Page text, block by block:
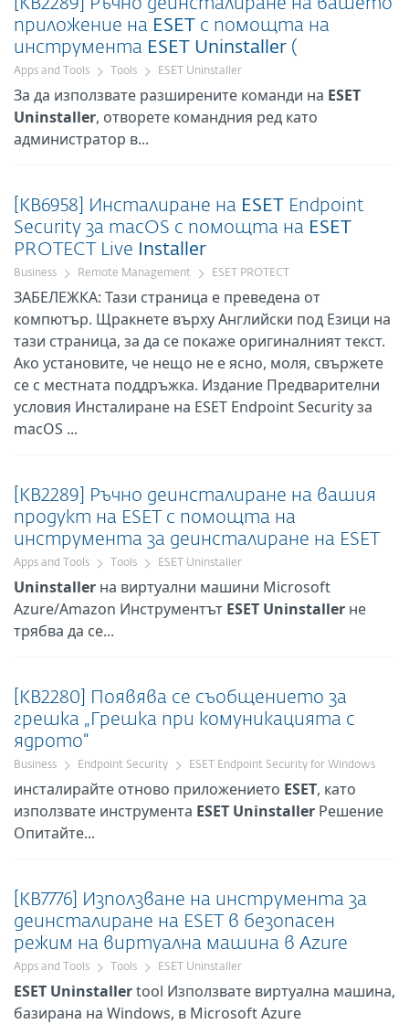
[KB2289] Ръчно деинсталиране на вашето
приложение на ESET с помощта на
инструмента ESET Uninstaller (
Apps and Tools Tools ESET Uninstaller
За да използвате разширените команди на ESET
Uninstaller, отворете командния ред като
администратор в...
[KB6958] Инсталиране на ESET Endpoint
Security за macOS с помощта на ESET
PROTECT Live
Installer
Business Remote Management ESET PROTECT
ЗАБЕЛЕЖКА: Тази страница е преведена от
компютър. Щракнете върху Английски под Езици на
тази страница, за да се покаже оригиналният текст.
Ако установите, че нещо не е ясно, моля, свържете
се с местната поддръжка. Издание Предварителни
условия Инсталиране на ESET Endpoint Security за
macOS ...
[KB2289] Ръчно деинсталиране на вашия
продукт на ESET с помощта на
инструмента за деинсталиране на ESET
Apps and Tools Tools ESET Uninstaller
Uninstaller на виртуални машини Microsoft
Azure/Amazon Инструментът ESET Uninstaller не
трябва да се...
[KB2280] Появява се съобщението за
грешка „Грешка при комуникацията с
ядрото“
Business Endpoint Security ESET Endpoint Security for Windows
инсталирайте отново приложението ESET, като
използвате инструмента ESET Uninstaller Решение
Опитайте...
[KB7776] Използване на инструмента за
деинсталиране на ESET в безопасен
режим на виртуална машина в Azure
Apps and Tools Tools ESET Uninstaller
ESET Uninstallertool Използвате виртуална машина,
базирана на Windows, в Microsoft Azure